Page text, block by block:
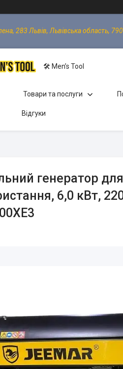
283 Львів, Львівська область,
🛠 Men’s Tool
Товари та послуги
Відгуки
генератор
6,0 кВт,